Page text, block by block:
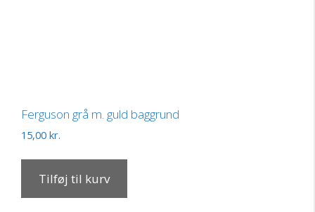
Ferguson grå m. guld baggrund
15,00 kr.
Tilføj til kurv